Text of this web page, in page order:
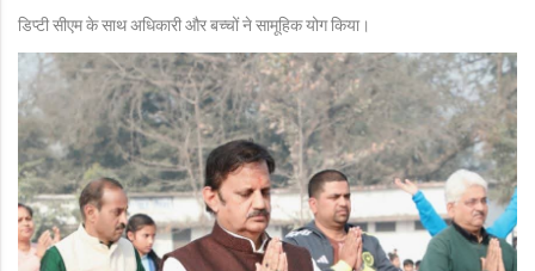
डिप्टी सीएम के साथ अधिकारी और बच्चों ने सामूहिक योग किया।